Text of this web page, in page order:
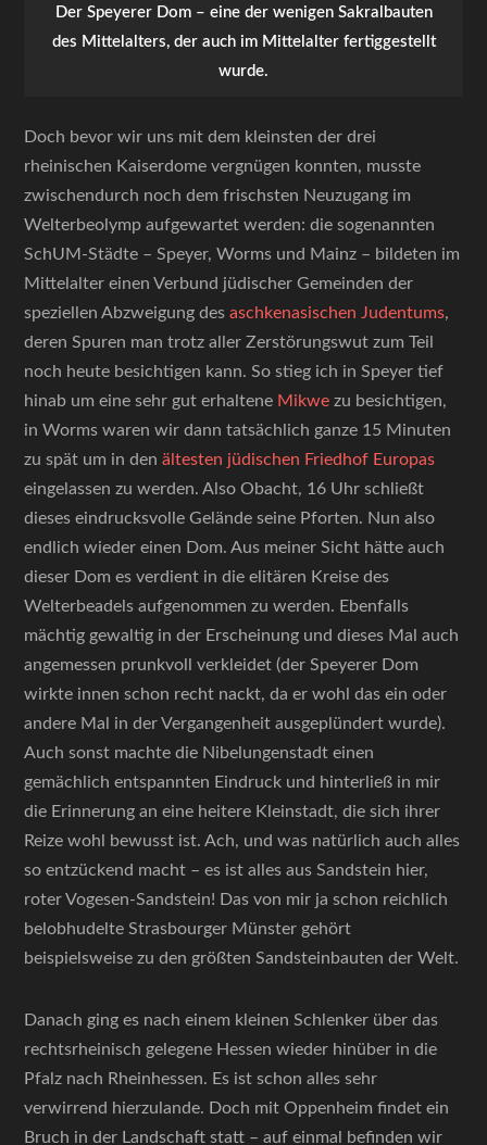
Der Speyerer Dom – eine der wenigen Sakralbauten
des Mittelalters, der auch im Mittelalter fertiggestellt
wurde.
Doch bevor wir uns mit dem kleinsten der drei
rheinischen Kaiserdome vergnügen konnten, musste
zwischendurch noch dem frischsten Neuzugang im
Welterbeolymp aufgewartet werden: die sogenannten
SchUM-Städte – Speyer, Worms und Mainz – bildeten im
Mittelalter einen Verbund jüdischer Gemeinden der
speziellen Abzweigung desaschkenasischen Judentums,
deren Spuren man trotz aller Zerstörungswut zum Teil
noch heute besichtigen kann. So stieg ich in Speyer tief
hinab um eine sehr gut erhaltene Mikwe zu besichtigen,
in Worms waren wir dann tatsächlich ganze 15 Minuten
zu spät um in denältesten jüdischen Friedhof Europas
eingelassen zu werden. Also Obacht, 16 Uhr schließt
dieses eindrucksvolle Gelände seine Pforten. Nun also
endlich wieder einen Dom. Aus meiner Sicht hätte auch
dieser Dom es verdient in die elitären Kreise des
Welterbeadels aufgenommen zu werden. Ebenfalls
mächtig gewaltig in der Erscheinung und dieses Mal auch
angemessen prunkvoll verkleidet (der Speyerer Dom
wirkte innen schon recht nackt, da er wohl das ein oder
andere Mal in der Vergangenheit ausgeplündert wurde).
Auch sonst machte die Nibelungenstadt einen
gemächlich entspannten Eindruck und hinterließ in mir
die Erinnerung an eine heitere Kleinstadt, die sich ihrer
Reize wohl bewusst ist. Ach, und was natürlich auch alles
so entzückend macht – es ist alles aus Sandstein hier,
roter Vogesen-Sandstein! Das von mir ja schon reichlich
belobhudelte Strasbourger Münster gehört
beispielsweise zu den größten Sandsteinbauten der Welt.
Danach ging es nach einem kleinen Schlenker über das
rechtsrheinisch gelegene Hessen wieder hinüber in die
Pfalz nach Rheinhessen. Es ist schon alles sehr
verwirrend hierzulande. Doch mit Oppenheim findet ein
Bruch in der Landschaft statt – auf einmal befinden wir